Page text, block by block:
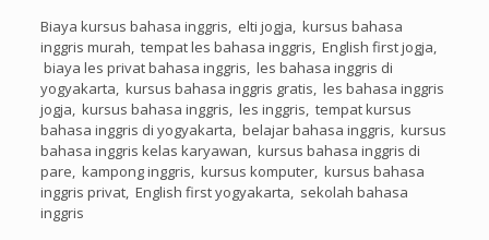
Biaya kursus bahasa inggris, elti jogja, kursus bahasa
inggris murah, tempat les bahasa inggris, English first jogja,
biaya les privat bahasa inggris, les bahasa inggris di
yogyakarta, kursus bahasa inggris gratis, les bahasa inggris
jogja, kursus bahasa inggris, les inggris, tempat kursus
bahasa inggris di yogyakarta, belajar bahasa inggris, kursus
bahasa inggris kelas karyawan, kursus bahasa inggris di
pare, kampong inggris, kursus komputer, kursus bahasa
inggris privat, English first yogyakarta, sekolah bahasa
inggris